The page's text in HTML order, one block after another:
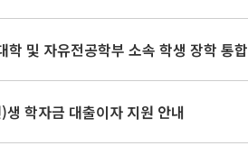
및 자유전공학부 소속 학생 장학 통
학자금 대출이자 지원 안내